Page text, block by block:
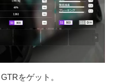
をゲット。